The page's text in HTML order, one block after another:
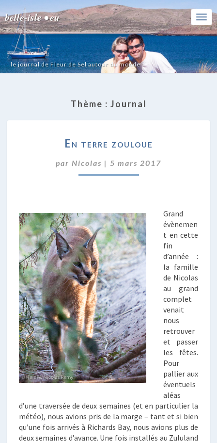
belle-isle • eu
le journal de Fleur de Sel autour du monde
Thème : Journal
TERRE
En terre zouloue
par Nicolas | 5 mars 2017
Grand
évènemen
t en cette
fin
d’année :
la famille
de Nicolas
au grand
complet
venait
nous
retrouver
et passer
les fêtes.
Pour
pallier aux
éventuels
aléas
d’une traversée de deux semaines (et en particulier la
météo), nous avions pris de la marge – tant et si bien
qu’une fois arrivés à Richards Bay, nous avions plus de
deux semaines d’avance. Une fois installés au Zululand